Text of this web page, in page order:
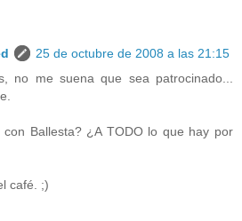
25 de octubre de 2008 a las 21:15
no me suena que sea patrocinado...
Ballesta? ¿A TODO lo que hay por
café. ;)